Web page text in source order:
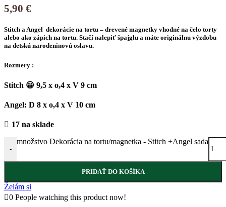
5,90 €
Stitch a Angel dekorácie na tortu – drevené magnetky vhodné na čelo torty
alebo ako zápich na tortu. Stačí nalepiť špajglu a máte originálnu výzdobu
na detskú narodeninovú oslavu.
Rozmery :
Stitch 😀 9,5 x o,4 x V 9 cm
Angel: D 8 x o,4 x V 10 cm
17 na sklade
-
množstvo Dekorácia na tortu/magnetka - Stitch +Angel sada
PRIDAŤ DO KOŠÍKA
Želám si
0 People watching this product now!